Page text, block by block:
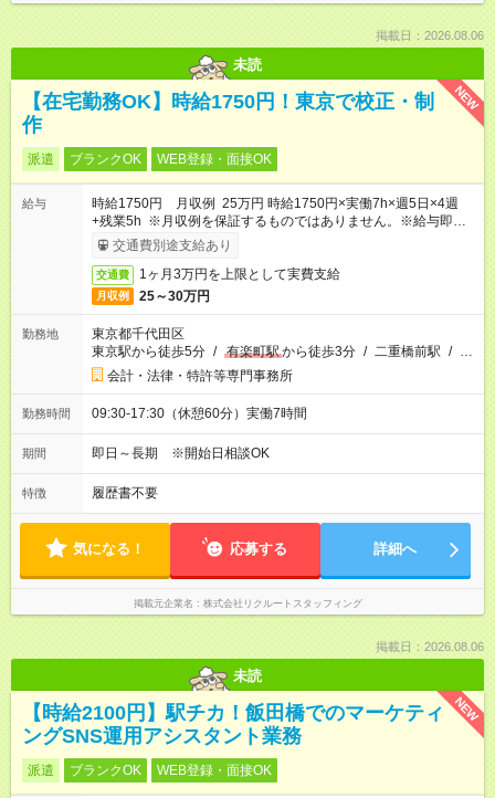
掲載日：2026.08.06
未読
NEW
【在宅勤務OK】時給1750円！東京で校正・制
作
派遣 ブランクOK WEB登録・面接OK
給与
時給1750円 月収例 25万円 時給1750円×実働7h×週5日×4週
+残業5h ※月収例を保証するものではありません。※給与即受取
りサービス利用可（利用条件有）
交通費別途支給あり
交通費 1ヶ月3万円を上限として実費支給
月収例 25～30万円
勤務地
東京都千代田区
東京駅から徒歩5分 / 有楽町駅から徒歩3分 / 二重橋前駅 / …
会計・法律・特許等専門事務所
勤務時間 09:30-17:30（休憩60分）実働7時間
期間 即日～長期 ※開始日相談OK
特徴 履歴書不要
気になる！ 応募する 詳細へ
掲載元企業名 株式会社リクルートスタッフィング
掲載日：2026.08.06
未読
NEW
【時給2100円】駅チカ！飯田橋でのマーケティ
ングSNS運用アシスタント業務
派遣 ブランクOK WEB登録・面接OK